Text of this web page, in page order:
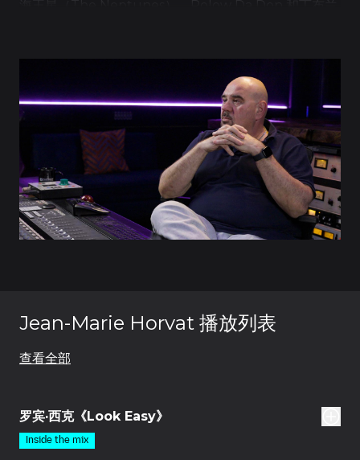
凭借辉煌的职业生涯和对自己事业的深厚热情，让-玛丽·
霍尔瓦特已经确立了自己作为一名备受尊敬的混音工程师
的地位。
Jean-Marie Horvat 播放列表
查看全部
罗宾·西克《Look Easy》
Inside the mix